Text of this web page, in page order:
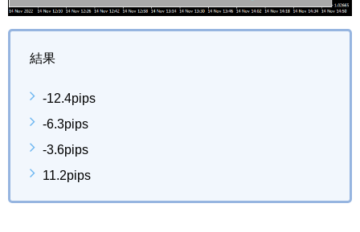
結果
-12.4pips
-6.3pips
-3.6pips
11.2pips